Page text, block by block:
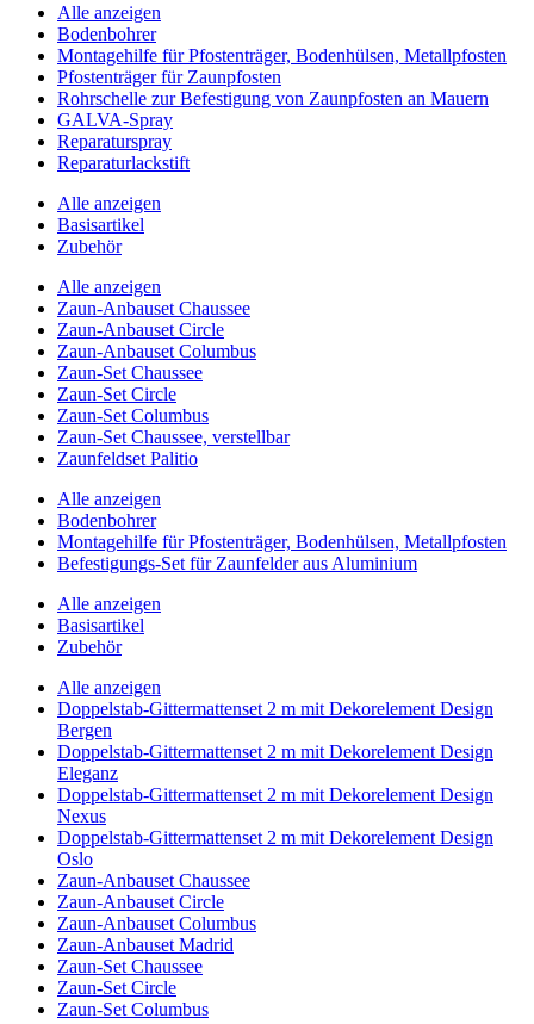
Alle anzeigen
Bodenbohrer
Montagehilfe für Pfostenträger, Bodenhülsen, Metallpfosten
Pfostenträger für Zaunpfosten
Rohrschelle zur Befestigung von Zaunpfosten an Mauern
GALVA-Spray
Reparaturspray
Reparaturlackstift
Alle anzeigen
Basisartikel
Zubehör
Alle anzeigen
Zaun-Anbauset Chaussee
Zaun-Anbauset Circle
Zaun-Anbauset Columbus
Zaun-Set Chaussee
Zaun-Set Circle
Zaun-Set Columbus
Zaun-Set Chaussee, verstellbar
Zaunfeldset Palitio
Alle anzeigen
Bodenbohrer
Montagehilfe für Pfostenträger, Bodenhülsen, Metallpfosten
Befestigungs-Set für Zaunfelder aus Aluminium
Alle anzeigen
Basisartikel
Zubehör
Alle anzeigen
Doppelstab-Gittermattenset 2 m mit Dekorelement Design
Bergen
Doppelstab-Gittermattenset 2 m mit Dekorelement Design
Eleganz
Doppelstab-Gittermattenset 2 m mit Dekorelement Design
Nexus
Doppelstab-Gittermattenset 2 m mit Dekorelement Design
Oslo
Zaun-Anbauset Chaussee
Zaun-Anbauset Circle
Zaun-Anbauset Columbus
Zaun-Anbauset Madrid
Zaun-Set Chaussee
Zaun-Set Circle
Zaun-Set Columbus